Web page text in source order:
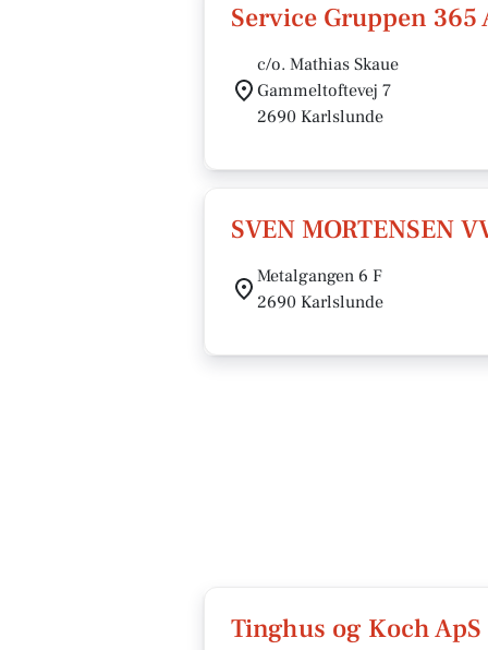
Service Gruppen 365
c/o. Mathias Skaue
Gammeltoftevej 7
2690 Karlslunde
SVEN MORTENSEN
Metalgangen 6 F
2690 Karlslunde
Tinghus og Koch ApS